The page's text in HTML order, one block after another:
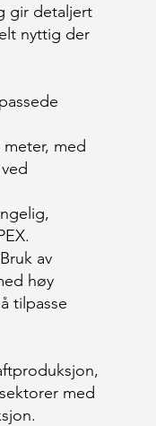
gir detaljert
nyttig der
med
av
høy
tilpasse
med